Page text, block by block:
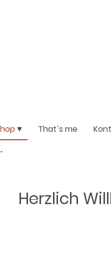
That´s me
Herzlich